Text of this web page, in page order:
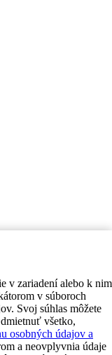
v zariadení alebo k nim
v súboroch
Svoj súhlas môžete
všetko,
osobných údajov a
a neovplyvnia údaje